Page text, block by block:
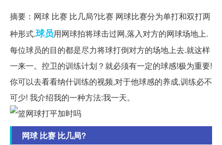
摘要：网球 比赛 比几局?比赛 网球比赛分为单打和双打两
种形式.球员用网球拍将球击过网,落入对方的网球场地上.
每位球员的目的都是尽力将球打倒对方的场地上去.就这样
一来一。控卫的训练计划？就必须有一定的球感!极为重要!
你可以去看看纳什训练的视频,对于他球感的养成,训练必不
可少! 我介绍我的一种方法:我一天。
网球 比赛 比几局?